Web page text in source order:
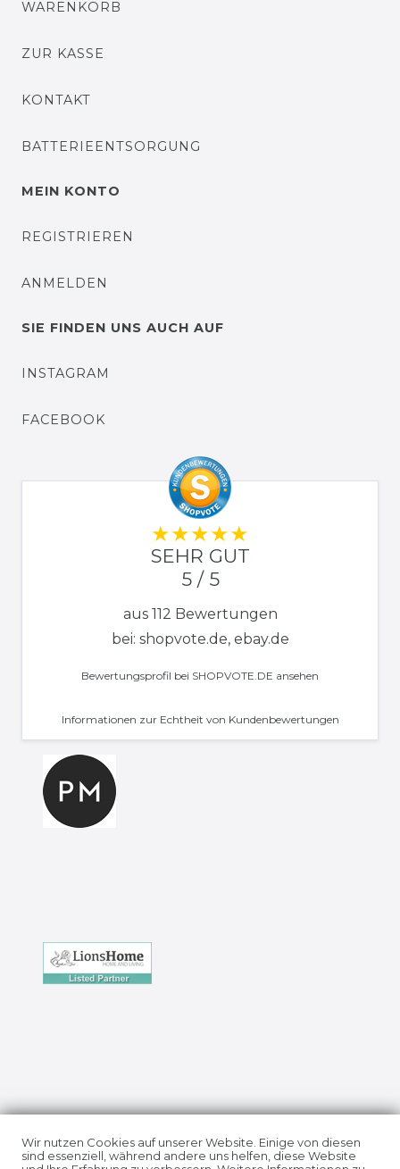
WARENKORB
ZUR KASSE
KONTAKT
BATTERIEENTSORGUNG
MEIN KONTO
REGISTRIEREN
ANMELDEN
SIE FINDEN UNS AUCH AUF
INSTAGRAM
FACEBOOK
SEHR GUT
5 / 5
aus 112 Bewertungen
bei: shopvote.de, ebay.de
Bewertungsprofil bei SHOPVOTE.DE ansehen
Informationen zur Echtheit von Kundenbewertungen
Impressum Daten­schutz­erklärung
Wir nutzen Cookies auf unserer Website. Einige von diesen
sind essenziell, während andere uns helfen, diese Website